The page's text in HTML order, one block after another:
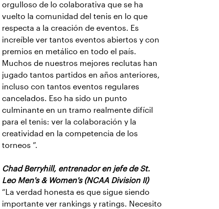
orgulloso de lo colaborativa que se ha
vuelto la comunidad del tenis en lo que
respecta a la creación de eventos. Es
increíble ver tantos eventos abiertos y con
premios en metálico en todo el país.
Muchos de nuestros mejores reclutas han
jugado tantos partidos en años anteriores,
incluso con tantos eventos regulares
cancelados. Eso ha sido un punto
culminante en un tramo realmente difícil
para el tenis: ver la colaboración y la
creatividad en la competencia de los
torneos ”.
Chad Berryhill, entrenador en jefe de St.
Leo Men's & Women's (NCAA Division II)
“La verdad honesta es que sigue siendo
importante ver rankings y ratings. Necesito